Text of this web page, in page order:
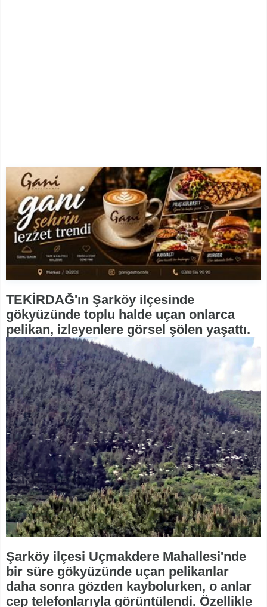
TEKİRDAĞ'ın Şarköy ilçesinde
gökyüzünde toplu halde uçan onlarca
pelikan, izleyenlere görsel şölen yaşattı.
Şarköy ilçesi Uçmakdere Mahallesi'nde
bir süre gökyüzünde uçan pelikanlar
daha sonra gözden kaybolurken, o anlar
cep telefonlarıyla görüntülendi. Özellikle